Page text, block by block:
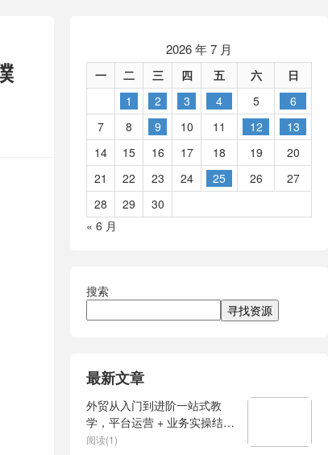
2026 年 7 月
一 二 三 四 五 六
日
1
2 3 4 5
6
7
8 9 10 11 12
13
14
15 16 17 18 19
20
21
22 23 24 25 26
27
28
29
30
« 6 月
搜索
寻找资源
最新文章
外贸从入门到进阶一站式教
学，平台运营 + 业务实操结
合，实现业绩稳步增长
阅读(1)